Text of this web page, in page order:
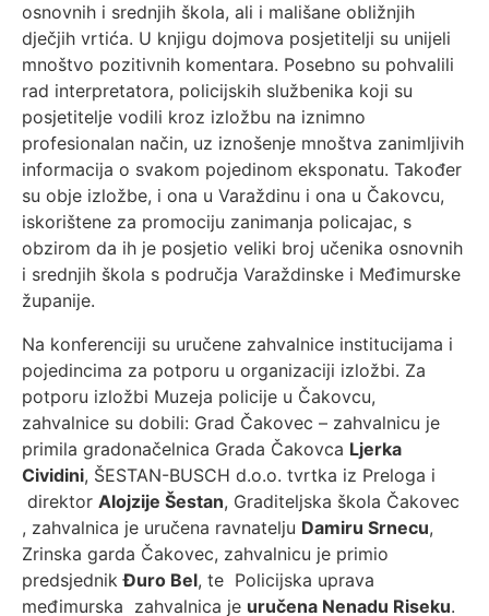
osnovnih i srednjih škola, ali i mališane obližnjih
dječjih vrtića. U knjigu dojmova posjetitelji su unijeli
mnoštvo pozitivnih komentara. Posebno su pohvalili
rad interpretatora, policijskih službenika koji su
posjetitelje vodili kroz izložbu na iznimno
profesionalan način, uz iznošenje mnoštva zanimljivih
informacija o svakom pojedinom eksponatu. Također
su obje izložbe, i ona u Varaždinu i ona u Čakovcu,
iskorištene za promociju zanimanja policajac, s
obzirom da ih je posjetio veliki broj učenika osnovnih
i srednjih škola s područja Varaždinske i Međimurske
županije.
Na konferenciji su uručene zahvalnice institucijama i
pojedincima za potporu u organizaciji izložbi. Za
potporu izložbi Muzeja policije u Čakovcu,
zahvalnice su dobili: Grad Čakovec – zahvalnicu je
primila gradonačelnica Grada Čakovca Ljerka
Cividini, ŠESTAN-BUSCH d.o.o. tvrtka iz Preloga i
direktor Alojzije Šestan, Graditeljska škola Čakovec
, zahvalnica je uručena ravnatelju Damiru Srnecu,
Zrinska garda Čakovec, zahvalnicu je primio
predsjednikĐuro Bel, te Policijska uprava
međimurska zahvalnica je uručena Nenadu Riseku.